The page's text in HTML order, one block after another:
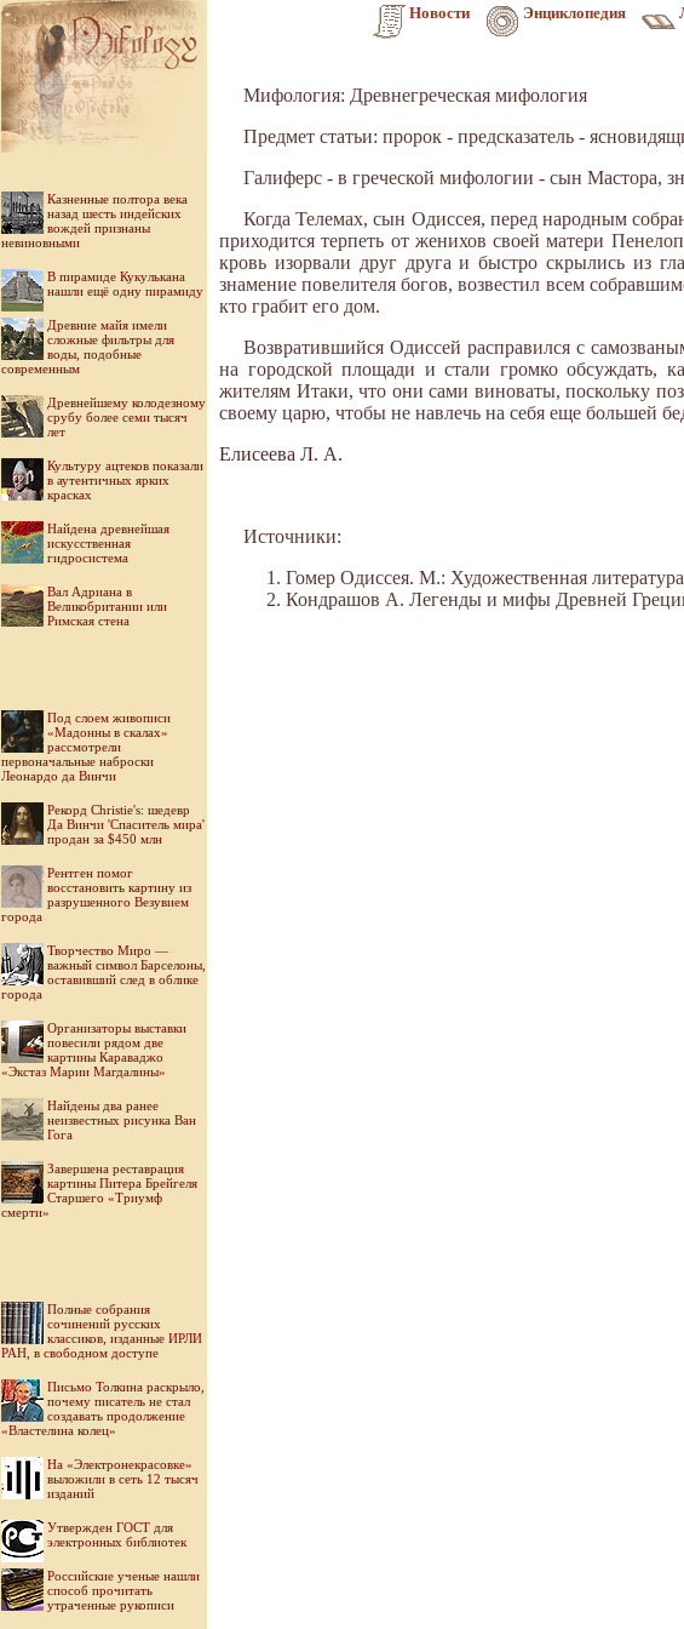
Новости Энциклопедия
Казненные полтора века
назад шесть индейских
вождей признаны
невиновными
В пирамиде Кукулькана
нашли ещё одну пирамиду
Древние майя имели
сложные фильтры для
воды, подобные
современным
Древнейшему колодезному
срубу более семи тысяч
лет
Культуру ацтеков показали
в аутентичных ярких
красках
Найдена древнейшая
искусственная
гидросистема
Вал Адриана в
Великобритании или
Римская стена
Под слоем живописи
«Мадонны в скалах»
рассмотрели
первоначальные наброски
Леонардо да Винчи
Рекорд Christie's: шедевр
Да Винчи 'Спаситель мира'
продан за $450 млн
Рентген помог
восстановить картину из
разрушенного Везувием
города
Творчество Миро —
важный символ Барселоны,
оставивший след в облике
города
Организаторы выставки
повесили рядом две
картины Караваджо
«Экстаз Марии Магдалины»
Найдены два ранее
неизвестных рисунка Ван
Гога
Завершена реставрация
картины Питера Брейгеля
Старшего «Триумф
смерти»
Полные собрания
сочинений русских
классиков, изданные ИРЛИ
РАН, в свободном доступе
Письмо Толкина раскрыло,
почему писатель не стал
создавать продолжение
«Властелина колец»
На «Электронекрасовке»
выложили в сеть 12 тысяч
изданий
Утвержден ГОСТ для
электронных библиотек
Российские ученые нашли
способ прочитать
утраченные рукописи
Мифология: Древнегреческая мифология
Предмет статьи: пророк - предсказатель -
Галиферс - в греческой мифологии - сын Мастора,
Когда Телемах, сын Одиссея, перед народным
приходится терпеть от женихов своей матери
кровь изорвали друг друга и быстро скрылись из
знамение повелителя богов, возвестил всем
кто грабит его дом.
Возвратившийся Одиссей расправился с
на городской площади и стали громко обсуждать,
жителям Итаки, что они сами виноваты, поскольку
своему царю, чтобы не навлечь на себя еще большей
Елисеева Л. А.
Источники:
Гомер Одиссея. М.: Художественная
Кондрашов А. Легенды и мифы Древней